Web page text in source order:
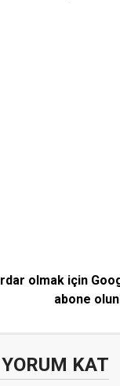
olmak için
abone
YORUM KAT